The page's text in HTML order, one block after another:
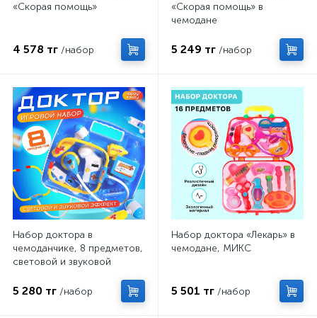
«Скорая помощь»
4 578 тг /набор
«Скорая помощь» в
чемодане
5 249 тг /набор
Набор доктора в
чемоданчике, 8 предметов,
световой и звуковой
5 280 тг /набор
Набор доктора «Лекарь» в
чемодане, МИКС
5 501 тг /набор